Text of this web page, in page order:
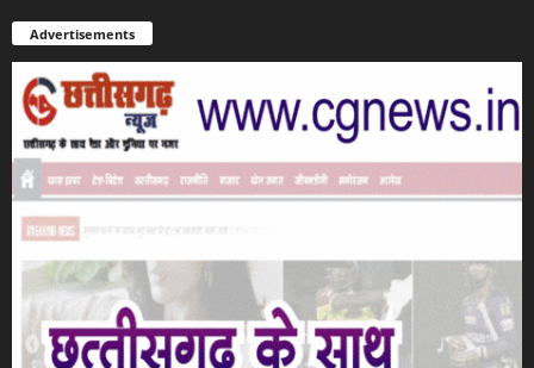
Advertisements